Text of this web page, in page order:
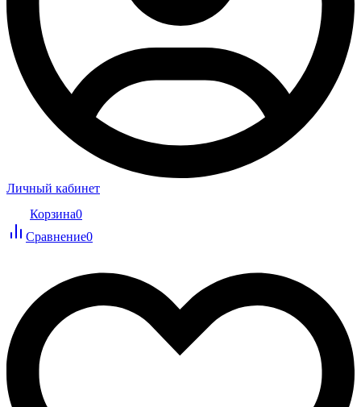
Личный кабинет
Корзина0
Сравнение0